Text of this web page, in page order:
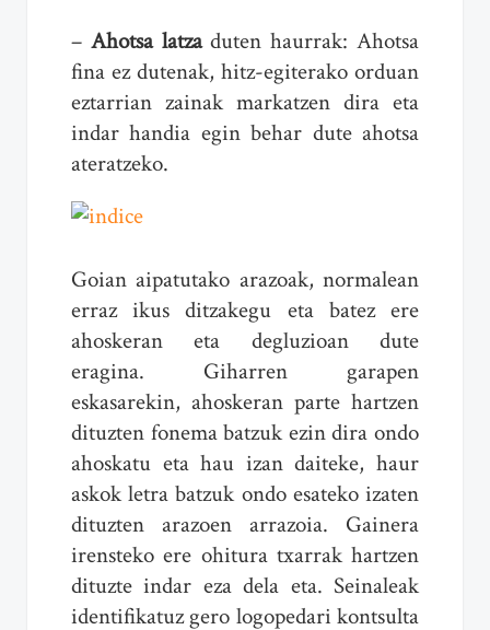
– Ahotsa latzaduten haurrak: Ahotsa
fina ez dutenak, hitz-egiterako orduan
eztarrian zainak markatzen dira eta
indar handia egin behar dute ahotsa
ateratzeko.
Goian aipatutako arazoak, normalean
erraz ikus ditzakegu eta batez ere
ahoskeran eta degluzioan dute
eragina. Giharren garapen
eskasarekin, ahoskeran parte hartzen
dituzten fonema batzuk ezin dira ondo
ahoskatu eta hau izan daiteke, haur
askok letra batzuk ondo esateko izaten
dituzten arazoen arrazoia. Gainera
irensteko ere ohitura txarrak hartzen
dituzte indar eza dela eta. Seinaleak
identifikatuz gero logopedari kontsulta